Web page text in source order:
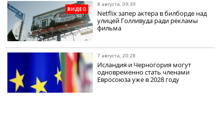
ВИДЕО
8 августа, 09:39
Netflix запер актера в билборде над
улицей Голливуда ради рекламы
фильма
7 августа, 20:28
Исландия и Черногория могут
одновременно стать членами
Евросоюза уже в 2028 году